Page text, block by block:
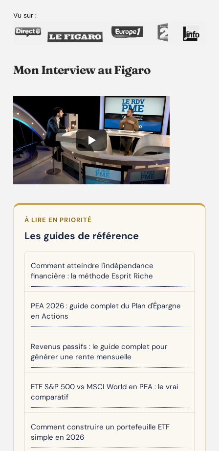
Vu sur :
Mon Interview au Figaro
À LIRE EN PRIORITÉ
Les guides de référence
Comment atteindre l'indépendance
financière : la méthode Esprit Riche
PEA 2026 : guide complet du Plan d'Épargne
en Actions
Revenus passifs : le guide complet pour
générer une rente mensuelle
ETF S&P 500 vs MSCI World en PEA : le vrai
comparatif
Comment construire un portefeuille ETF
simple en 2026